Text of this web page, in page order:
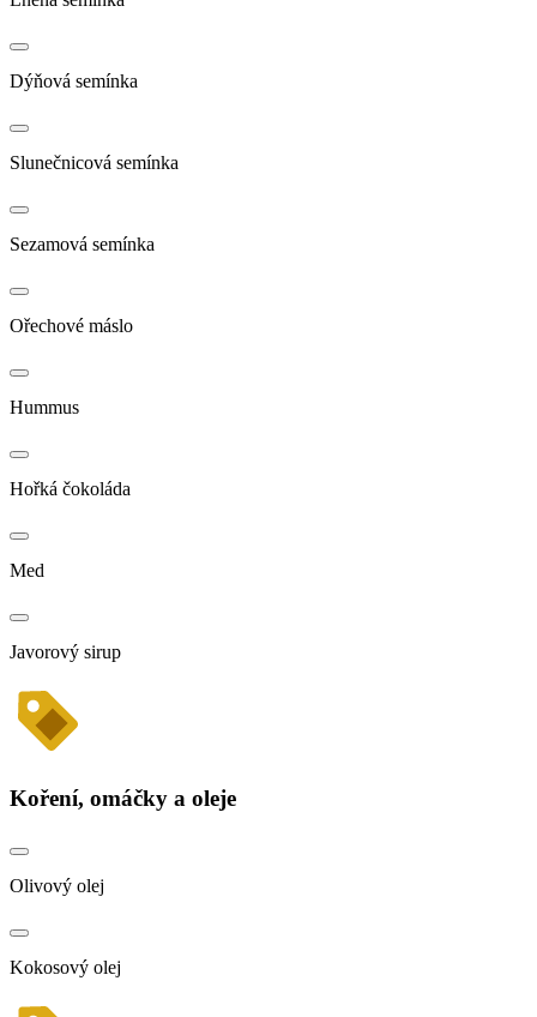
Dýňová semínka
Slunečnicová semínka
Sezamová semínka
Ořechové máslo
Hummus
Hořká čokoláda
Med
Javorový sirup
Koření, omáčky a oleje
Olivový olej
Kokosový olej